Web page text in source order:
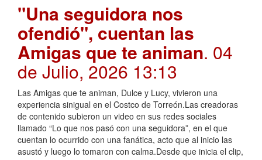
"Una seguidora nos
ofendió", cuentan las
Amigas que te animan. 04
de Julio, 2026 13:13
Las Amigas que te animan, Dulce y Lucy, vivieron una
experiencia sinigual en el Costco de Torreón.Las creadoras
de contenido subieron un video en sus redes sociales
llamado “Lo que nos pasó con una seguidora”, en el que
cuentan lo ocurrido con una fanática, acto que al inicio las
asustó y luego lo tomaron con calma.Desde que inicia el clip,